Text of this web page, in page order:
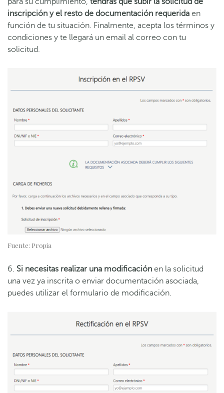
inscripción y el resto de documentación requerida en
función de tu situación. Finalmente, acepta los términos y
condiciones y te llegará un email al correo con tu
solicitud.
Fuente: Propia
6. Si necesitas realizar una modificación en la solicitud
una vez ya inscrita o enviar documentación asociada,
puedes utilizar el formulario de modificación.